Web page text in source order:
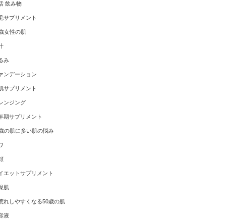
飲み物
サプリメント
女性の肌
み
ンデーション
サプリメント
ンジング
期サプリメント
の肌に多い肌の悩み
エットサプリメント
肌
れしやすくなる50歳の肌
液